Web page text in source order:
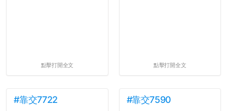
點擊打開全文 點擊打開全文
#靠交7722 #靠交7590